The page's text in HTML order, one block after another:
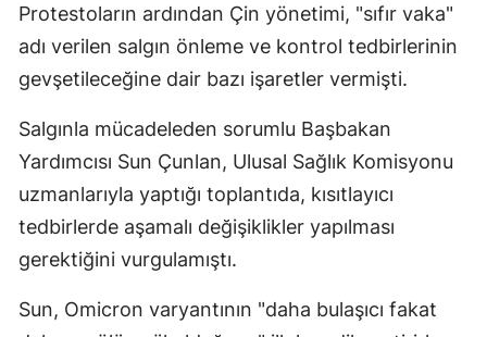
Sivas
Trabzon
Tunceli
Şanlıurfa
Van
Protestoların ardından Çin yönetimi, "sıfır vaka"
adı verilen salgın önleme ve kontrol tedbirlerinin
gevşetileceğine dair bazı işaretler vermişti.
Salgınla mücadeleden sorumlu Başbakan
Yardımcısı Sun Çunlan, Ulusal Sağlık Komisyonu
uzmanlarıyla yaptığı toplantıda, kısıtlayıcı
tedbirlerde aşamalı değişiklikler yapılması
gerektiğini vurgulamıştı.
Sun, Omicron varyantının "daha bulaşıcı fakat